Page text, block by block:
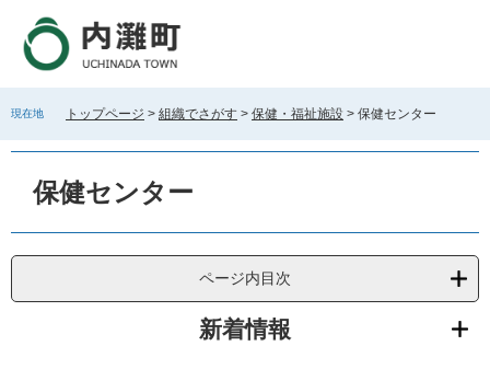
で
ば
へ
現在地 トップページ > 組織でさがす > 保健・福祉施設 > 保健センター
保健センター
ページ内目次
新着情報